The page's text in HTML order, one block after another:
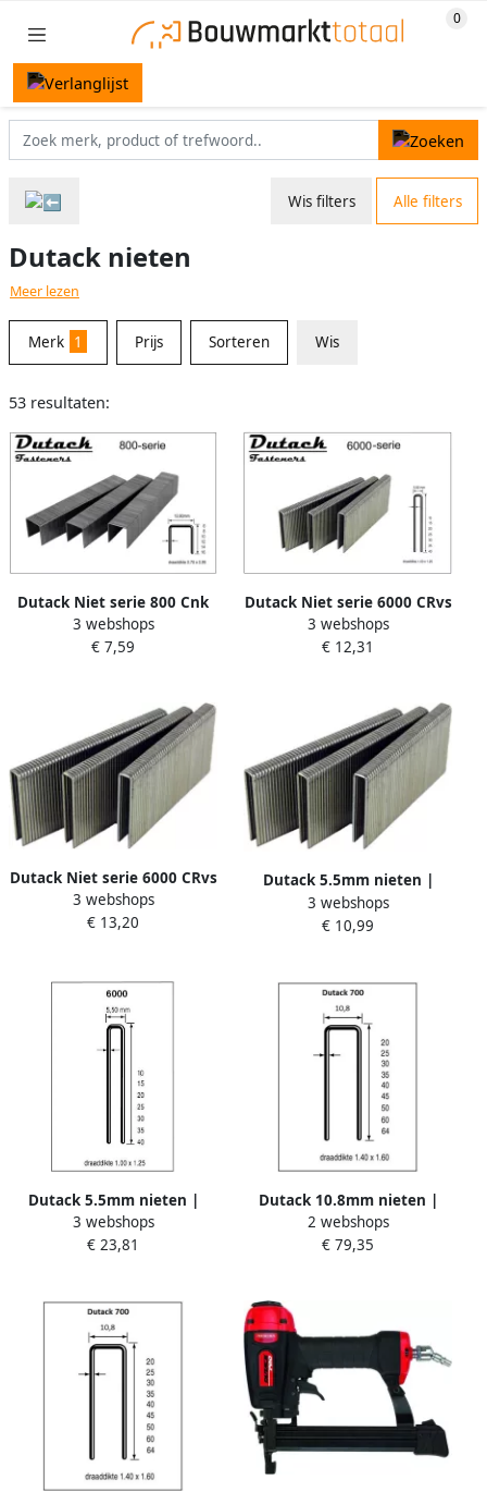
Wis filters Alle filters
Dutack nieten
Meer lezen
Merk 1 Prijs Sorteren Wis
53 resultaten:
Dutack Niet serie 800 Cnk
10 mm doos 10 duizend
5088019
3 webshops
€ 7,59
Dutack Niet serie 6000 CRvs
hars 40mm ds 3 duizend
5028041
3 webshops
€ 12,31
Dutack Niet serie 6000 CRvs
hars 30mm ds 4 duizend
5028039
3 webshops
€ 13,20
Dutack 5.5mm nieten |
15mm | 5000 stuks 5028028
3 webshops
€ 10,99
Dutack 5.5mm nieten |
35mm | 5000 stuks 5028033
3 webshops
€ 23,81
Dutack 10.8mm nieten |
45mm | 10.000 stuks
5056043
2 webshops
€ 79,35